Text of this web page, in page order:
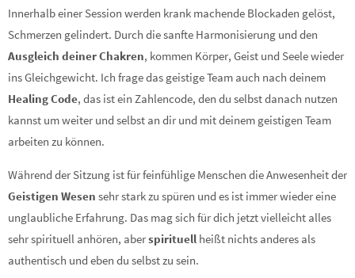
Innerhalb einer Session werden krank machende Blockaden gelöst,
Schmerzen gelindert. Durch die sanfte Harmonisierung und den
Ausgleich deiner Chakren, kommen Körper, Geist und Seele wieder
ins Gleichgewicht. Ich frage das geistige Team auch nach deinem
Healing Code, das ist ein Zahlencode, den du selbst danach nutzen
kannst um weiter und selbst an dir und mit deinem geistigen Team
arbeiten zu können.
Während der Sitzung ist für feinfühlige Menschen die Anwesenheit der
Geistigen Wesen sehr stark zu spüren und es ist immer wieder eine
unglaubliche Erfahrung. Das mag sich für dich jetzt vielleicht alles
sehr spirituell anhören, aberspirituell heißt nichts anderes als
authentisch und eben du selbst zu sein.